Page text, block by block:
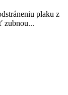
plaku z
zubnou...